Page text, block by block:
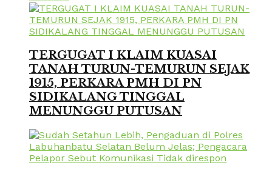
TERGUGAT I KLAIM KUASAI
TANAH TURUN-TEMURUN SEJAK
1915, PERKARA PMH DI PN
SIDIKALANG TINGGAL
MENUNGGU PUTUSAN